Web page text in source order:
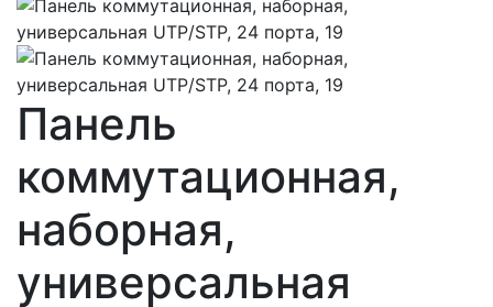
Панель
коммутационная,
наборная,
универсальная